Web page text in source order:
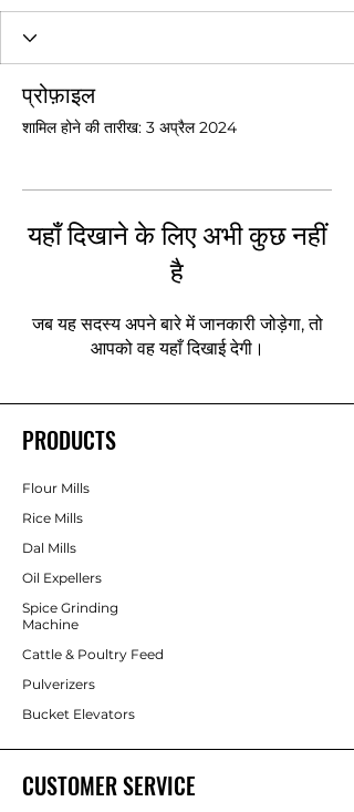
प्रोफ़ाइल
शामिल होने की तारीख: 3 अप्रैल 2024
यहाँ दिखाने के लिए अभी कुछ नहीं
है
जब यह सदस्य अपने बारे में जानकारी जोड़ेगा, तो
आपको वह यहाँ दिखाई देगी।
PRODUCTS
Flour Mills
Rice Mills
Dal Mills
Oil Expellers
Spice Grinding
Machine
Cattle & Poultry Feed
Pulverizers
Bucket Elevators
CUSTOMER SERVICE